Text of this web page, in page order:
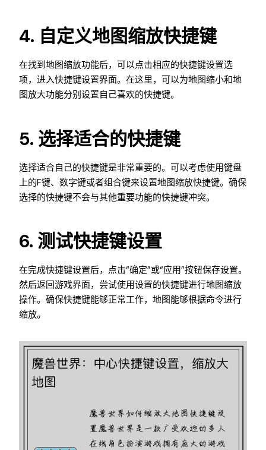
4. 自定义地图缩放快捷键
在找到地图缩放功能后，可以点击相应的快捷键设置选
项，进入快捷键设置界面。在这里，可以为地图缩小和地
图放大功能分别设置自己喜欢的快捷键。
5. 选择适合的快捷键
选择适合自己的快捷键是非常重要的。可以考虑使用键盘
上的F键、数字键或者组合键来设置地图缩放快捷键。确保
选择的快捷键不会与其他重要功能的快捷键冲突。
6. 测试快捷键设置
在完成快捷键设置后，点击“确定”或“应用”按钮保存设置。
然后返回游戏界面，尝试使用设置的快捷键进行地图缩放
操作。确保快捷键能够正常工作，地图能够根据命令进行
缩放。